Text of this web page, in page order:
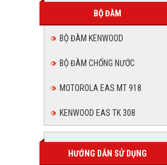
BỘ ĐÀM
BỘ ĐÀM KENWOOD
BỘ ĐÀM CHỐNG NƯỚC
MOTOROLA EAS MT 918
KENWOOD EAS TK 308
HƯỚNG DẪN SỬ DỤNG